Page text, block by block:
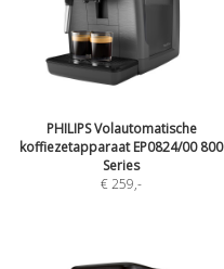
PHILIPS Volautomatische
koffiezetapparaat EP0824/00 800
Series
€ 259,-